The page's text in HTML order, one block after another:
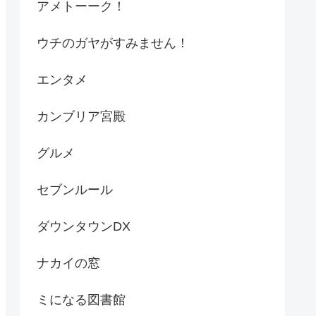
アメトーーク！
ウチのガヤがすみません！
エンタメ
カンブリア宮殿
グルメ
セブンルール
ダウンタウンDX
ナカイの窓
ミになる図書館